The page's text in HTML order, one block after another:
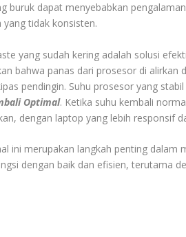
buruk dapat menyebabkan
tidak konsisten.
yang sudah kering adalah solusi
bahwa panas dari prosesor di alirkan
pendingin. Suhu prosesor yang
Optimal. Ketika suhu kembali
dengan laptop yang lebih responsif
ini merupakan langkah penting
dengan baik dan efisien, terutama